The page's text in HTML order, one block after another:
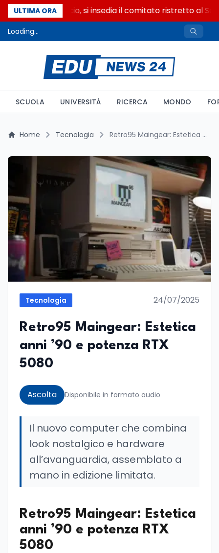
ULTIMA ORA
Riforma del calcio, si insedia il comitato ristretto al
Loading...
SCUOLA UNIVERSITÀ RICERCA MONDO
Home Tecnologia Retro95 Maingear: Estetica anni ’90 e potenza RTX 5080
Tecnologia 24/07/2025
Retro95 Maingear: Estetica
anni ’90 e potenza RTX
5080
Ascolta Disponibile in formato audio
Il nuovo computer che combina
look nostalgico e hardware
all’avanguardia, assemblato a
mano in edizione limitata.
Retro95 Maingear: Estetica
anni ’90 e potenza RTX
5080